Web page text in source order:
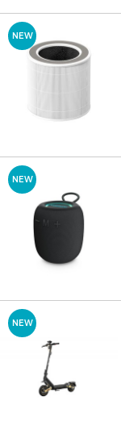
NEW
NEW
NEW